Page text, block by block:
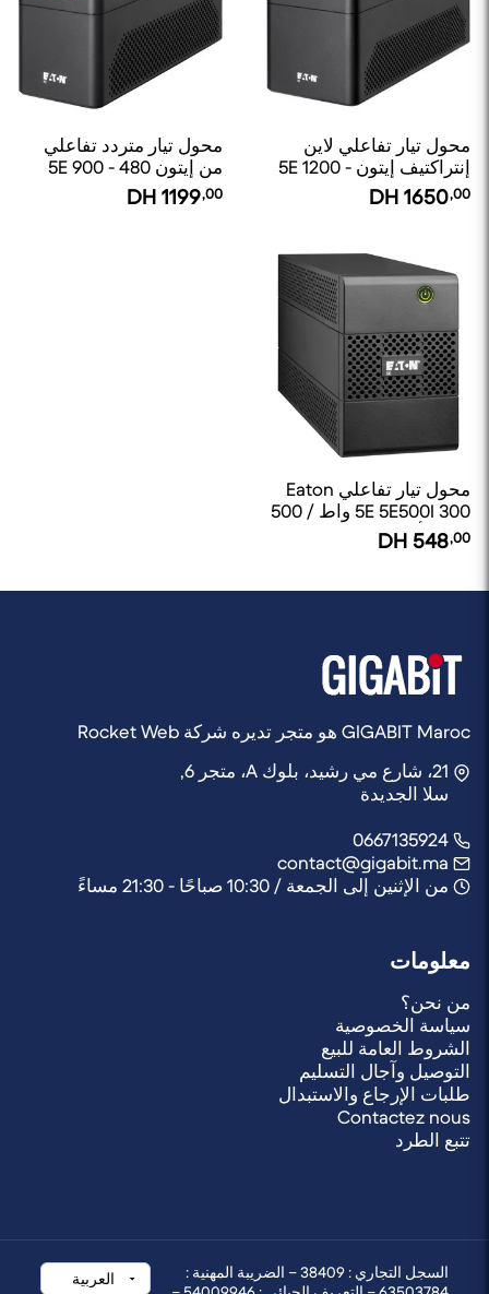
محول تيار تفاعلي لاين
إنتراكتيف إيتون 5E 1200 -
أمبير - 6 مخارج C13
1650,00
محول تيار متردد تفاعلي
من إيتون 5E 900 - 480
C13
1199,00
محول تيار تفاعلي Eaton
5E 5E500I 300 واط / 500
فولت أمبير
548,00
GIGABIT Maroc هو متجر تديره شركة Rocket Web
21، شارع مي رشيد، بلوك A، متجر 6,
سلا الجديدة
من الإثنين إلى الجمعة / 10:30 صباحًا - 21:30 مساءً
معلومات
من نحن؟
سياسة الخصوصية
الشروط العامة للبيع
التوصيل وآجال التسليم
طلبات الإرجاع والاستبدال
Contactez nous
تتبع الطرد
السجل التجاري : 38409 – الضريبة المهنية :